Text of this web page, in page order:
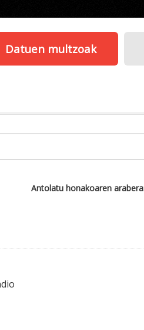
Datuen multzoak
Antolatu honakoaren arabera